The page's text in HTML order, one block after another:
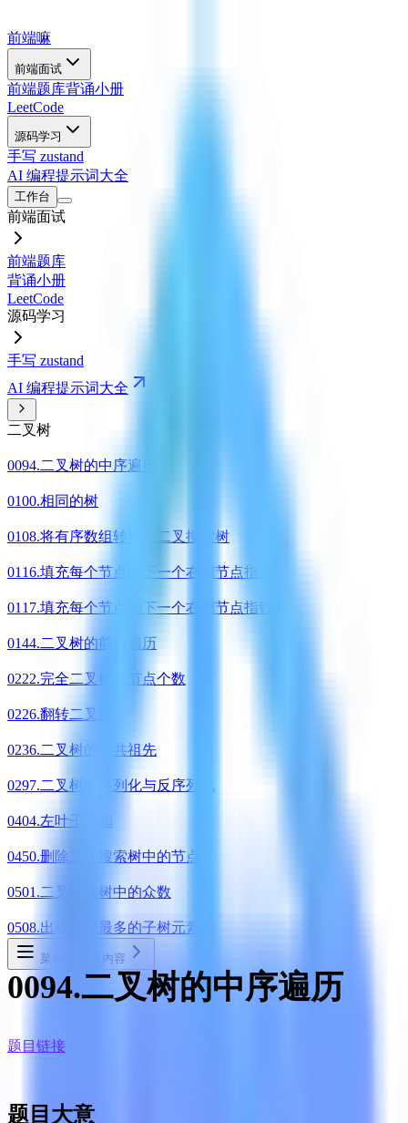
前端嘛
前端面试
前端题库背诵小册
LeetCode
源码学习
手写 zustand
AI 编程提示词大全
工作台
前端面试
前端题库
背诵小册
LeetCode
源码学习
手写 zustand
AI 编程提示词大全
二叉树
0094.二叉树的中序遍历
0100.相同的树
0108.将有序数组转换为二叉搜索树
0116.填充每个节点的下一个右侧节点指针
0117.填充每个节点的下一个右侧节点指针 II
0144.二叉树的前序遍历
0222.完全二叉树的节点个数
0226.翻转二叉树
0236.二叉树的公共祖先
0297.二叉树的序列化与反序列化
0404.左叶子之和
0450.删除二叉搜索树中的节点
0501.二叉搜索树中的众数
0508.出现次数最多的子树元素和
菜单 本页内容
0094.二叉树的中序遍历
题目链接
题目大意